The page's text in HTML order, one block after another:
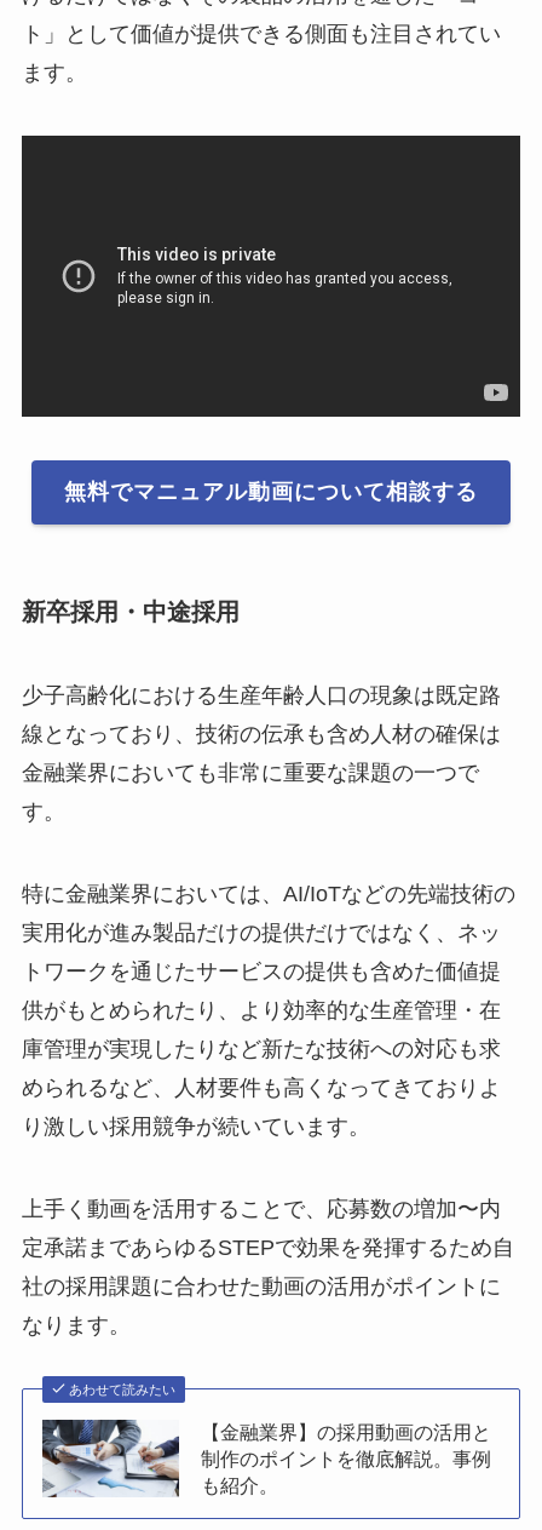
ト」として価値が提供できる側面も注目されてい
ます。
無料でマニュアル動画について相談する
新卒採用・中途採用
少子高齢化における生産年齢人口の現象は既定路
線となっており、技術の伝承も含め人材の確保は
金融業界においても非常に重要な課題の一つで
す。
特に金融業界においては、AI/IoTなどの先端技術の
実用化が進み製品だけの提供だけではなく、ネッ
トワークを通じたサービスの提供も含めた価値提
供がもとめられたり、より効率的な生産管理・在
庫管理が実現したりなど新たな技術への対応も求
められるなど、人材要件も高くなってきておりよ
り激しい採用競争が続いています。
上手く動画を活用することで、応募数の増加〜内
定承諾まであらゆるSTEPで効果を発揮するため自
社の採用課題に合わせた動画の活用がポイントに
なります。
あわせて読みたい
【金融業界】の採用動画の活用と
制作のポイントを徹底解説。事例
も紹介。